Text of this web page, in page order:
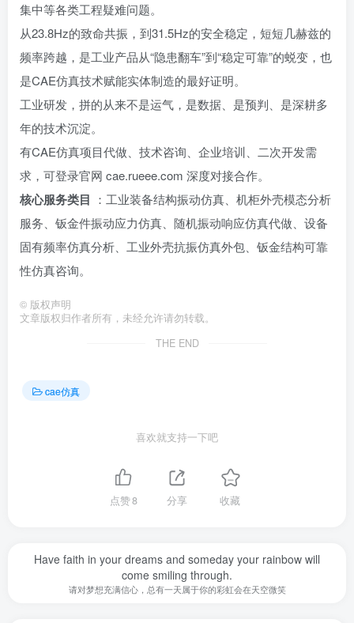
集中等各类工程疑难问题。
从23.8Hz的致命共振，到31.5Hz的安全稳定，短短几赫兹的
频率跨越，是工业产品从“隐患翻车”到“稳定可靠”的蜕变，也
是CAE仿真技术赋能实体制造的最好证明。
工业研发，拼的从来不是运气，是数据、是预判、是深耕多
年的技术沉淀。
有CAE仿真项目代做、技术咨询、企业培训、二次开发需
求，可登录官网 cae.rueee.com 深度对接合作。
核心服务类目 ：工业装备结构振动仿真、机柜外壳模态分析
服务、钣金件振动应力仿真、随机振动响应仿真代做、设备
固有频率仿真分析、工业外壳抗振仿真外包、钣金结构可靠
性仿真咨询。
© 版权声明
文章版权归作者所有，未经允许请勿转载。
THE END
cae仿真
喜欢就支持一下吧
点赞8 分享 收藏
Have faith in your dreams and someday your rainbow will
come smiling through.
请对梦想充满信心，总有一天属于你的彩虹会在天空微笑